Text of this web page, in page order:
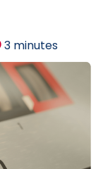
3 minutes